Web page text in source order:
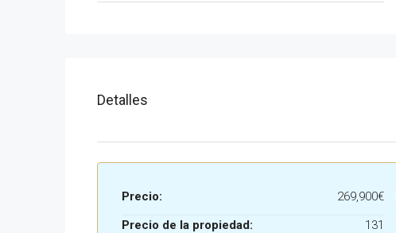
Detalles
Precio:
269,900€
Precio de la propiedad:
131